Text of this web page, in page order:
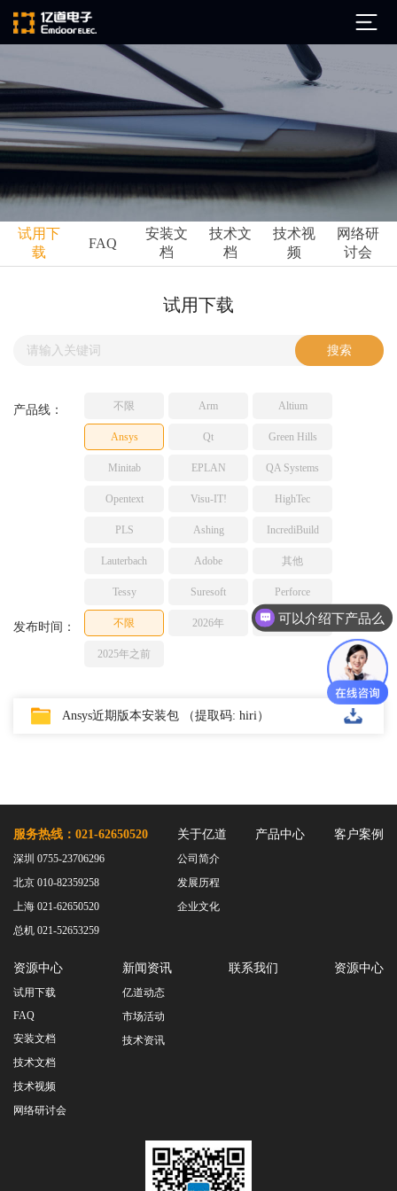
公司简介
发展历程
企业文化
ARM
Ansys
Perforce
TESSY
亿道动态
市场活动
技术文档
网络研讨会
试用下
载
FAQ
安装文
档
技术文
档
技术视
频
网络研
讨会
试用下载
产品线： 不限 Arm Altium
Ansys Qt Green Hills
Minitab EPLAN QA Systems
Opentext Visu-IT! HighTec
PLS Ashing IncrediBuild
Lauterbach Adobe 其他
Tessy Suresoft Perforce
发布时间： 不限 2026年 2025年
2025年之前
Ansys近期版本安装包 （提取码: hiri）
服务热线：021-62650520
深圳 0755-23706296
北京 010-82359258
上海 021-62650520
总机 021-52653259
关于亿道
公司简介
发展历程
企业文化
产品中心 客户案例
资源中心
试用下载
FAQ
安装文档
技术文档
技术视频
网络研讨会
新闻资讯
亿道动态
市场活动
技术资讯
联系我们 资源中心
可以介绍下产品么